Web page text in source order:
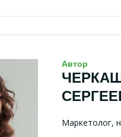
Автор
Маркетолог,